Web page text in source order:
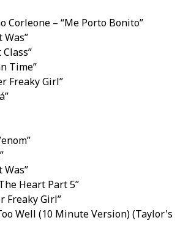
Corleone – “Me Porto Bonito”
Was”
Time”
Freaky Girl”
Was”
Heart Part 5”
Freaky Girl”
Well (10 Minute Version) (Taylor's